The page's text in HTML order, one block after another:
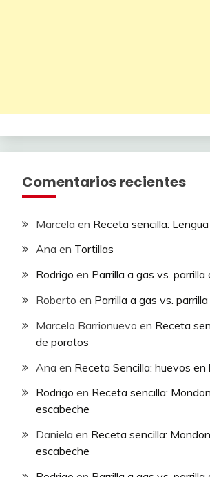
Comentarios recientes
Marcela en Receta sencilla:
Ana en Tortillas
Rodrigo en Parrilla a gas vs. parrilla
Roberto en Parrilla a gas vs.
Marcelo Barrionuevo en Receta
de porotos
Ana en Receta Sencilla: huevos en
Rodrigo en Receta sencilla:
escabeche
Daniela en Receta sencilla:
escabeche